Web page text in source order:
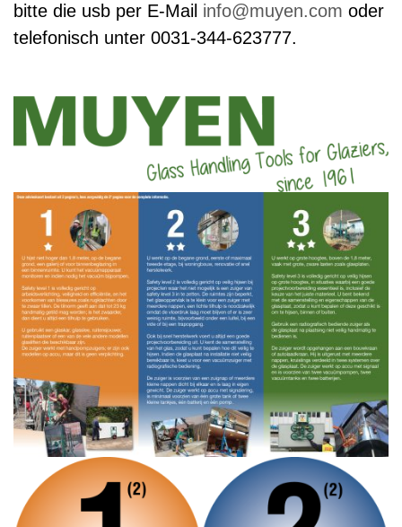
bitte die usb per E-Mail info@muyen.com oder
telefonisch unter 0031-344-623777.